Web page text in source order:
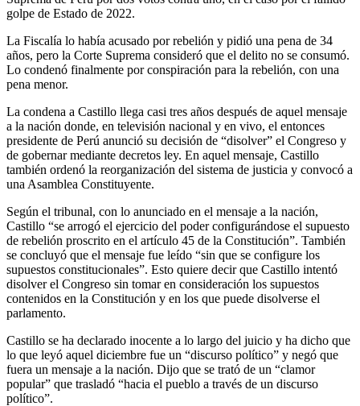
golpe de Estado de 2022.
La Fiscalía lo había acusado por rebelión y pidió una pena de 34
años, pero la Corte Suprema consideró que el delito no se consumó.
Lo condenó finalmente por conspiración para la rebelión, con una
pena menor.
La condena a Castillo llega casi tres años después de aquel mensaje
a la nación donde, en televisión nacional y en vivo, el entonces
presidente de Perú anunció su decisión de “disolver” el Congreso y
de gobernar mediante decretos ley. En aquel mensaje, Castillo
también ordenó la reorganización del sistema de justicia y convocó a
una Asamblea Constituyente.
Según el tribunal, con lo anunciado en el mensaje a la nación,
Castillo “se arrogó el ejercicio del poder configurándose el supuesto
de rebelión proscrito en el artículo 45 de la Constitución”. También
se concluyó que el mensaje fue leído “sin que se configure los
supuestos constitucionales”. Esto quiere decir que Castillo intentó
disolver el Congreso sin tomar en consideración los supuestos
contenidos en la Constitución y en los que puede disolverse el
parlamento.
Castillo se ha declarado inocente a lo largo del juicio y ha dicho que
lo que leyó aquel diciembre fue un “discurso político” y negó que
fuera un mensaje a la nación. Dijo que se trató de un “clamor
popular” que trasladó “hacia el pueblo a través de un discurso
político”.